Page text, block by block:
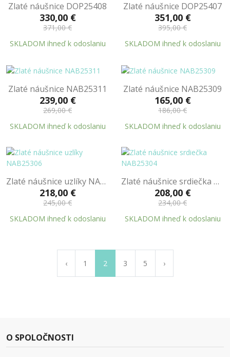
Zlaté náušnice DOP25408
330,00 €
371,00 €
SKLADOM ihneď k odoslaniu
Zlaté náušnice DOP25407
351,00 €
395,00 €
SKLADOM ihneď k odoslaniu
Zlaté náušnice NAB25311
239,00 €
269,00 €
SKLADOM ihneď k odoslaniu
Zlaté náušnice NAB25309
165,00 €
186,00 €
SKLADOM ihneď k odoslaniu
Zlaté náušnice uzlíky NAB25306
218,00 €
245,00 €
SKLADOM ihneď k odoslaniu
Zlaté náušnice srdiečka NAB25304
208,00 €
234,00 €
SKLADOM ihneď k odoslaniu
‹ 1 2 3 5 ›
O SPOLOČNOSTI